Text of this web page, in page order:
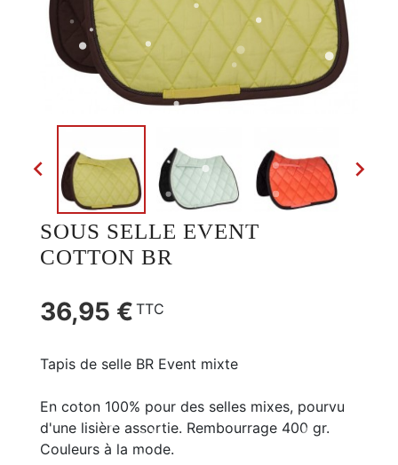
 
SOUS SELLE EVENT
COTTON BR
36,95 € TTC
Tapis de selle BR Event mixte
En coton 100% pour des selles mixes, pourvu
d'une lisière assortie. Rembourrage 400 gr.
Couleurs à la mode.